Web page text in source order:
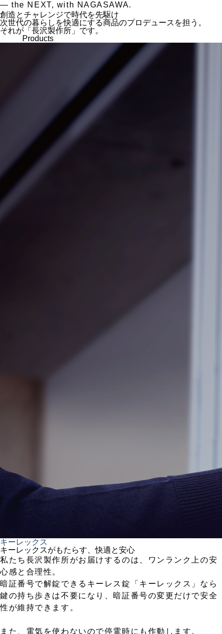
— the NEXT, with NAGASAWA.
創造とチャレンジで時代を先駆け
次世代の暮らしを快適にする商品のプロデュースを担う。
それが「長沢製作所」です。
Products
キーレックス
キーレックスがもたらす、快適と安心
私たち長沢製作所がお届けするのは、ワンランク上の安
心感と合理性。
暗証番号で解錠できるキーレス錠「キーレックス」なら
鍵の持ち歩きは不要になり、暗証番号の変更だけで安全
性が維持できます。
また、電気を使わないので停電時にも作動します。